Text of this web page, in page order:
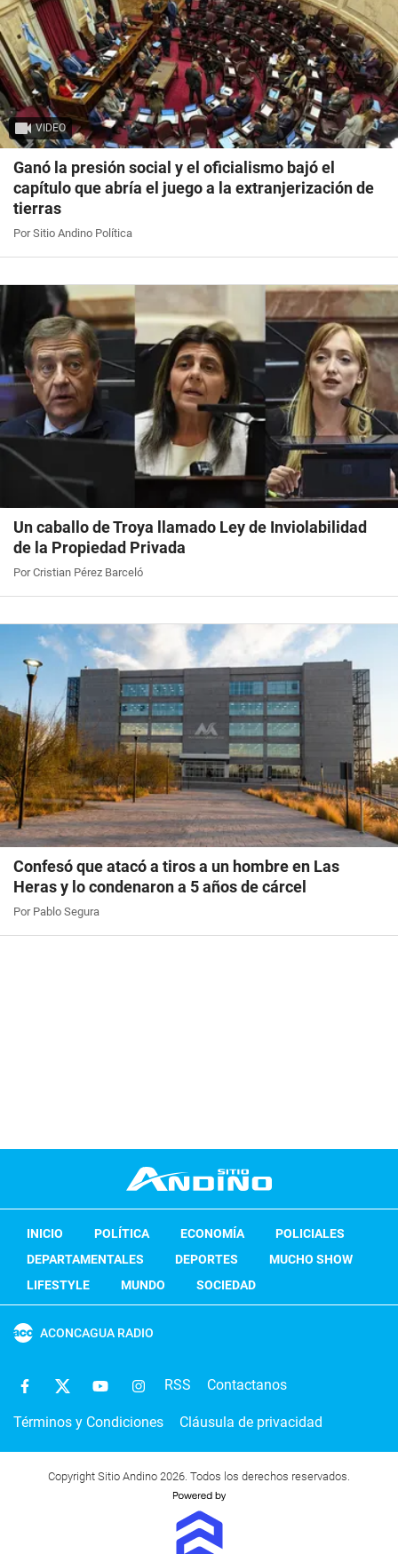
VIDEO
Ganó la presión social y el oficialismo bajó el
capítulo que abría el juego a la extranjerización de
tierras
Por Sitio Andino Política
Un caballo de Troya llamado Ley de Inviolabilidad
de la Propiedad Privada
Por Cristian Pérez Barceló
Confesó que atacó a tiros a un hombre en Las
Heras y lo condenaron a 5 años de cárcel
Por Pablo Segura
INICIO POLÍTICA ECONOMÍA
POLICIALES
DEPARTAMENTALES
DEPORTES
MUCHO SHOW
LIFESTYLE
MUNDO SOCIEDAD
ACONCAGUA RADIO
RSS Contactanos
Términos y Condiciones Cláusula de privacidad
Copyright Sitio Andino 2026. Todos los derechos reservados.